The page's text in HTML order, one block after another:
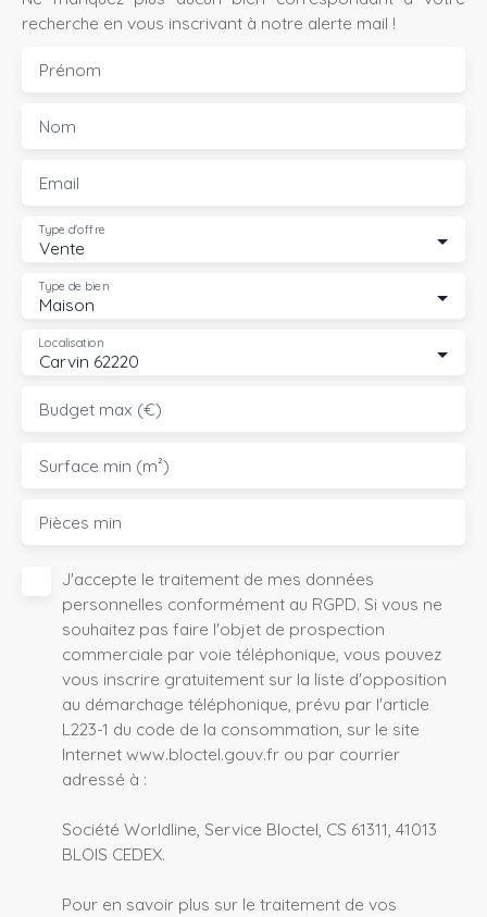
recherche en vous inscrivant à notre alerte mail !
Prénom
Nom
Email
Vente
Type d'offre
Maison
Type de bien
Carvin 62220
Localisation
Budget max (€)
Surface min (m²)
Pièces min
J'accepte le traitement de mes données
personnelles conformément au RGPD. Si vous ne
souhaitez pas faire l'objet de prospection
commerciale par voie téléphonique, vous pouvez
vous inscrire gratuitement sur la liste d'opposition
au démarchage téléphonique, prévu par l'article
L223-1 du code de la consommation, sur le site
Internet www.bloctel.gouv.fr ou par courrier
adressé à :
Société Worldline, Service Bloctel, CS 61311, 41013
BLOIS CEDEX.
Pour en savoir plus sur le traitement de vos